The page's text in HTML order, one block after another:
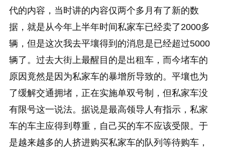
代的内容，当时讲的内容仅两个多月有了新的数
据，就是从今年上半年时间私家车已经卖了2000多
辆，但是这次我去平壤得到的消息是已经超过5000
辆了。过去大街上最醒目的是出租车，而今堵车的
原因竟然是因为私家车的暴增所导致的。平壤也为
了缓解交通拥堵，正在实施单双号制，但私家车没
有限号这一说法。据说是最高领导人有指示，私家
车的车主应得到尊重，自己买的车不应该受限。于
是越来越多的人挤进购买私家车的队列等待购车，